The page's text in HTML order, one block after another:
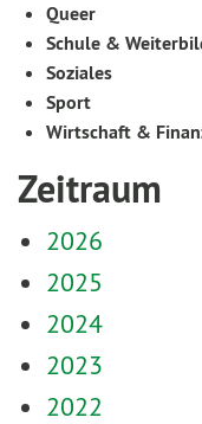
Queer
Schule &
Soziales
Sport
Wirtschaft &
Zeitraum
2026
2025
2024
2023
2022